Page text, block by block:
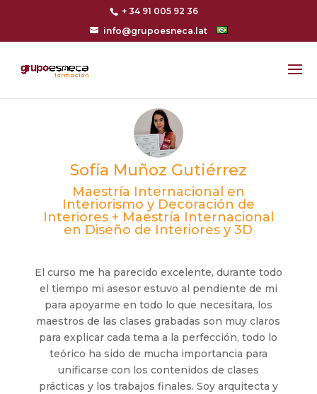
+ 34 91 005 92 36
info@grupoesneca.lat
Sofía Muñoz Gutiérrez
Maestría Internacional en
Interiorismo y Decoración de
Interiores + Maestría Internacional
en Diseño de Interiores y 3D
El curso me ha parecido excelente, durante todo
el tiempo mi asesor estuvo al pendiente de mi
para apoyarme en todo lo que necesitara, los
maestros de las clases grabadas son muy claros
para explicar cada tema a la perfección, todo lo
teórico ha sido de mucha importancia para
unificarse con los contenidos de clases
prácticas y los trabajos finales. Soy arquitecta y